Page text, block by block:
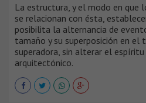
La estructura, y el modo en que
se relacionan con ésta,
posibilita la alternancia de
tamaño y su superposición en el
superadora, sin alterar el
arquitectónico.